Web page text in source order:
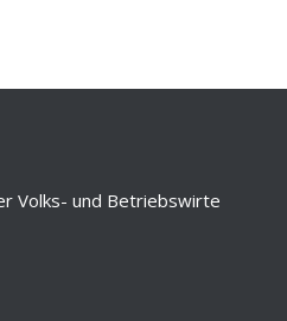
Volks- und Betriebswirte